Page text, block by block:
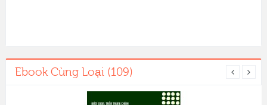
Ebook Cùng Loại (109)